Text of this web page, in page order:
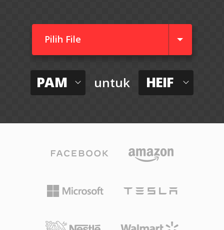
Pilih File
PAM untuk HEIF